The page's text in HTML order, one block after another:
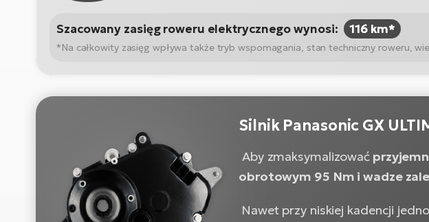
Szacowany zasięg roweru elektrycznego wynosi: 116 km*
*Na całkowity zasięg wpływa także tryb wspomagania, stan techniczny roweru,
Silnik Panasonic GX
Aby zmaksymalizować
obrotowym 95 Nm i wadze
Nawet przy niskiej kadencji